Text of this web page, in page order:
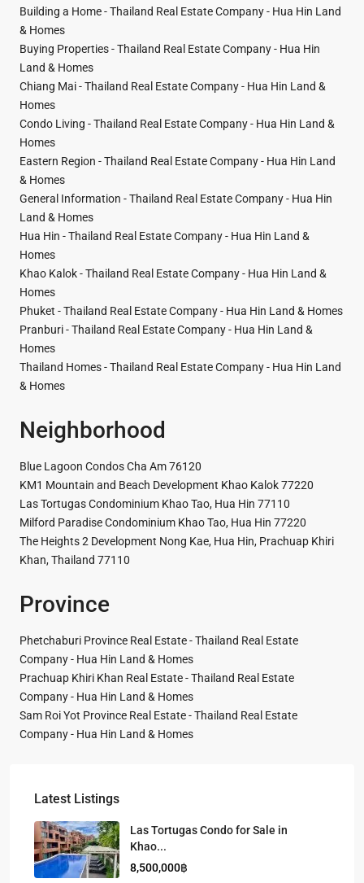
Building a Home - Thailand Real Estate Company - Hua Hin Land
& Homes
Buying Properties - Thailand Real Estate Company - Hua Hin
Land & Homes
Chiang Mai - Thailand Real Estate Company - Hua Hin Land &
Homes
Condo Living - Thailand Real Estate Company - Hua Hin Land &
Homes
Eastern Region - Thailand Real Estate Company - Hua Hin Land
& Homes
General Information - Thailand Real Estate Company - Hua Hin
Land & Homes
Hua Hin - Thailand Real Estate Company - Hua Hin Land &
Homes
Khao Kalok - Thailand Real Estate Company - Hua Hin Land &
Homes
Phuket - Thailand Real Estate Company - Hua Hin Land & Homes
Pranburi - Thailand Real Estate Company - Hua Hin Land &
Homes
Thailand Homes - Thailand Real Estate Company - Hua Hin Land
& Homes
Neighborhood
Blue Lagoon Condos Cha Am 76120
KM1 Mountain and Beach Development Khao Kalok 77220
Las Tortugas Condominium Khao Tao, Hua Hin 77110
Milford Paradise Condominium Khao Tao, Hua Hin 77220
The Heights 2 Development Nong Kae, Hua Hin, Prachuap Khiri
Khan, Thailand 77110
Province
Phetchaburi Province Real Estate - Thailand Real Estate
Company - Hua Hin Land & Homes
Prachuap Khiri Khan Real Estate - Thailand Real Estate
Company - Hua Hin Land & Homes
Sam Roi Yot Province Real Estate - Thailand Real Estate
Company - Hua Hin Land & Homes
Latest Listings
Las Tortugas Condo for Sale in
Khao...
8,500,000฿